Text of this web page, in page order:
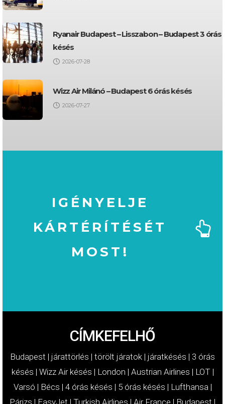
Ryanair Budapest – Lisszabon – Budapest 3 órás
késés
2026-07-28
Wizz Air Milánó – Budapest 6 órás késés
2026-07-27
IGÉNYELJE
KÁRTÉRÍTÉSÉT
MOST!
CÍMKEFELHŐ
Budapest | járattörlés | törölt járatok | járatkésés | 3 órás
késés | Wizz Air késés | London | Austrian Airlines | LOT|
Varsó | Bécs | 4 órás késés | 5 órás késés | Lufthansa|